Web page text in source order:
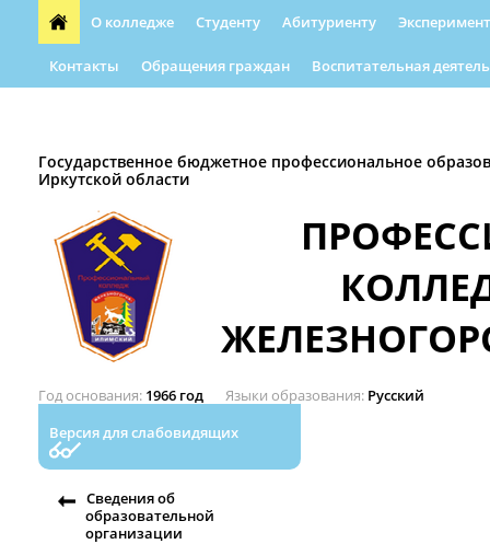
О колледже Студенту Абитуриенту
Контакты Обращения граждан Воспитательная
Государственное бюджетное профессиональное
Иркутской области
Год основания 1966 год Языки образования Русский
Версия для слабовидящих
Сведения об
образовательной
организации